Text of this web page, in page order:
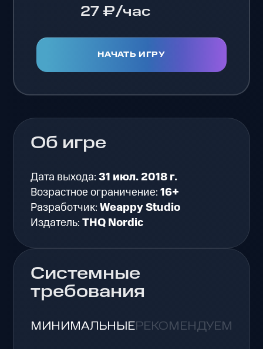
27 ₽/час
НАЧАТЬ ИГРУ
Об игре
Дата выхода:31 июл. 2018 г.
Возрастное ограничение:16+
Разработчик:Weappy Studio
Издатель:THQ Nordic
Системные
требования
МИНИМАЛЬНЫЕРЕКОМЕНДУЕМЫЕ